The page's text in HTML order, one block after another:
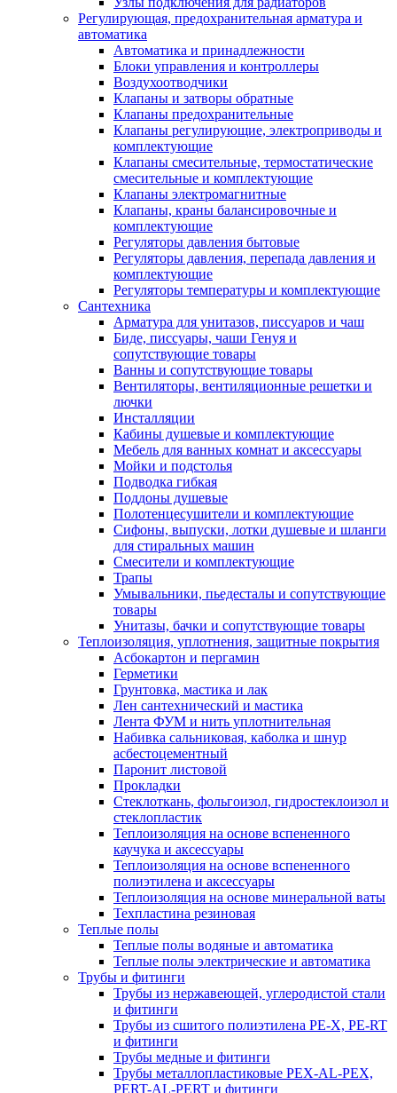
Регулирующая, предохранительная арматура и
автоматика
Автоматика и принадлежности
Блоки управления и контроллеры
Воздухоотводчики
Клапаны и затворы обратные
Клапаны предохранительные
Клапаны регулирующие, электроприводы и
комплектующие
Клапаны смесительные, термостатические
смесительные и комплектующие
Клапаны электромагнитные
Клапаны, краны балансировочные и
комплектующие
Регуляторы давления бытовые
Регуляторы давления, перепада давления и
комплектующие
Регуляторы температуры и комплектующие
Сантехника
Арматура для унитазов, писсуаров и чаш
Биде, писсуары, чаши Генуя и
сопутствующие товары
Ванны и сопутствующие товары
Вентиляторы, вентиляционные решетки и
лючки
Инсталляции
Кабины душевые и комплектующие
Мебель для ванных комнат и аксессуары
Мойки и подстолья
Подводка гибкая
Поддоны душевые
Полотенцесушители и комплектующие
Сифоны, выпуски, лотки душевые и шланги
для стиральных машин
Смесители и комплектующие
Трапы
Умывальники, пьедесталы и сопутствующие
товары
Унитазы, бачки и сопутствующие товары
Теплоизоляция, уплотнения, защитные покрытия
Асбокартон и пергамин
Герметики
Грунтовка, мастика и лак
Лен сантехнический и мастика
Лента ФУМ и нить уплотнительная
Набивка сальниковая, каболка и шнур
асбестоцементный
Паронит листовой
Прокладки
Стеклоткань, фольгоизол, гидростеклоизол и
стеклопластик
Теплоизоляция на основе вспененного
каучука и аксессуары
Теплоизоляция на основе вспененного
полиэтилена и аксессуары
Теплоизоляция на основе минеральной ваты
Техпластина резиновая
Теплые полы
Теплые полы водяные и автоматика
Теплые полы электрические и автоматика
Трубы и фитинги
Трубы из нержавеющей, углеродистой стали
и фитинги
Трубы из сшитого полиэтилена PE-X, PE-RT
и фитинги
Трубы медные и фитинги
Трубы металлопластиковые PEX-AL-PEX,
PERT-AL-PERT и фитинги